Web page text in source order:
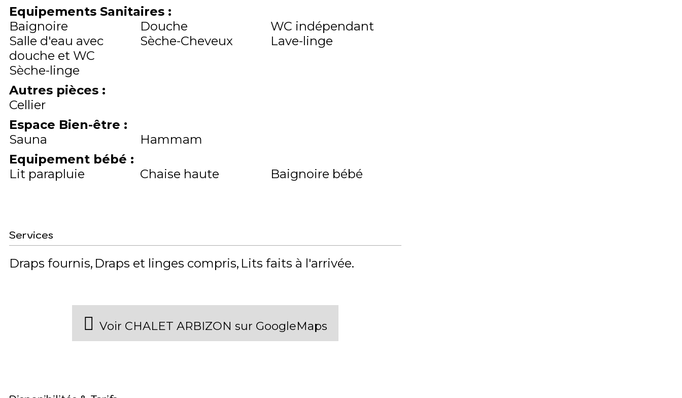
Equipements Sanitaires :
Baignoire
Douche
WC indépendant
Salle d'eau avec
douche et WC
Sèche-Cheveux
Lave-linge
Sèche-linge
Autres pièces :
Cellier
Espace Bien-être :
Sauna
Hammam
Equipement bébé :
Lit parapluie
Chaise haute Baignoire bébé
Services
Draps fournis Draps et linges compris Lits faits à l'arrivée
Voir CHALET ARBIZON sur GoogleMaps